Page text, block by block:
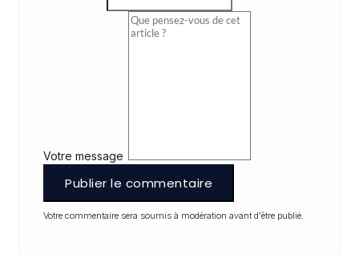
Votre message
Publier le commentaire
Votre commentaire sera soumis à modération avant d'être publié.